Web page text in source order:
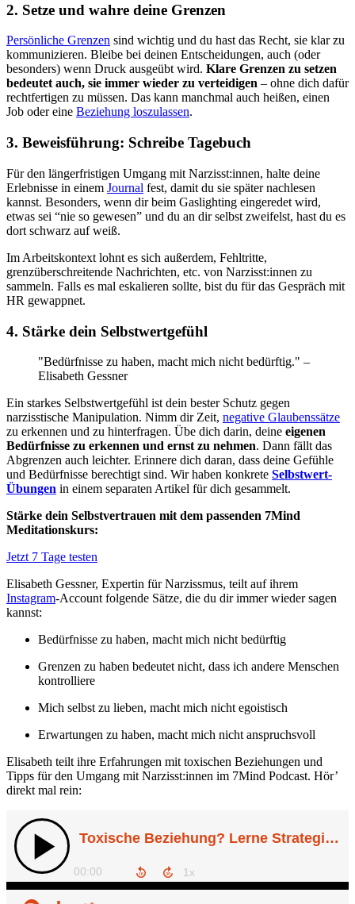
2. Setze und wahre deine Grenzen
Persönliche Grenzen sind wichtig und du hast das Recht, sie klar zu
kommunizieren. Bleibe bei deinen Entscheidungen, auch (oder
besonders) wenn Druck ausgeübt wird. Klare Grenzen zu setzen
bedeutet auch, sie immer wieder zu verteidigen – ohne dich dafür
rechtfertigen zu müssen. Das kann manchmal auch heißen, einen
Job oder eine Beziehung loszulassen.
3. Beweisführung: Schreibe Tagebuch
Für den längerfristigen Umgang mit Narzisst:innen, halte deine
Erlebnisse in einem Journal fest, damit du sie später nachlesen
kannst. Besonders, wenn dir beim Gaslighting eingeredet wird,
etwas sei “nie so gewesen” und du an dir selbst zweifelst, hast du es
dort schwarz auf weiß.
Im Arbeitskontext lohnt es sich außerdem, Fehltritte,
grenzüberschreitende Nachrichten, etc. von Narzisst:innen zu
sammeln. Falls es mal eskalieren sollte, bist du für das Gespräch mit
HR gewappnet.
4. Stärke dein Selbstwertgefühl
"Bedürfnisse zu haben, macht mich nicht bedürftig." –
Elisabeth Gessner
Ein starkes Selbstwertgefühl ist dein bester Schutz gegen
narzisstische Manipulation. Nimm dir Zeit, negative Glaubenssätze
zu erkennen und zu hinterfragen. Übe dich darin, deine eigenen
Bedürfnisse zu erkennen und ernst zu nehmen. Dann fällt das
Abgrenzen auch leichter. Erinnere dich daran, dass deine Gefühle
und Bedürfnisse berechtigt sind. Wir haben konkrete Selbstwert-
Übungen in einem separaten Artikel für dich gesammelt.
Stärke dein Selbstvertrauen mit dem passenden 7Mind
Meditationskurs:
Jetzt 7 Tage testen
Elisabeth Gessner, Expertin für Narzissmus, teilt auf ihrem
Instagram-Account folgende Sätze, die du dir immer wieder sagen
kannst:
Bedürfnisse zu haben, macht mich nicht bedürftig
Grenzen zu haben bedeutet nicht, dass ich andere Menschen
kontrolliere
Mich selbst zu lieben, macht mich nicht egoistisch
Erwartungen zu haben, macht mich nicht anspruchsvoll
Elisabeth teilt ihre Erfahrungen mit toxischen Beziehungen und
Tipps für den Umgang mit Narzisst:innen im 7Mind Podcast. Hör’
direkt mal rein: